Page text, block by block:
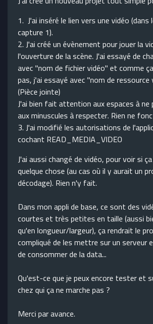
1. J'ai inséré le lien vers une vidéo (dans
capture 1).
2. J'ai créé un évènement pour jouer la
l'ouverture de la scène. J'ai essayé de
avec "nom de fichier vidéo" et comme
pas, j'ai essayé avec "nom de ressource
(Pièce jointe)
J'ai bien fait attention aux espaces à
aux minuscules à respecter. Rien ne
3. J'ai modifié les autorisations de
cochant READ_MEDIA_VIDEO
J'ai aussi changé de vidéo, pour voir si
quelque chose (au cas où il y aurait un
décodage). Rien n'y fait.
Dans mon appli de base, ce sont des
courtes et très petites en taille (aussi
qu'en longueur/largeur), ça rendrait le
compliqué de les mettre sur un serveur
de consommer de la data...
Qu'est-ce que je peux encore tester et
chez qui ça ne marche pas ?
Merci par avance.